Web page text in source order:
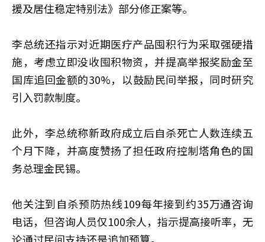
援及居住稳定特别法》部分修正案等。
李总统还指示对近期医疗产品囤积行为采取强硬措
施，考虑立即没收囤积物资，并提高举报奖励金至
国库追回金额的30%，以鼓励民间举报，同时研究
引入罚款制度。
此外，李总统称新政府成立后自杀死亡人数连续五
个月下降，并高度赞扬了担任政府控制塔角色的国
务总理金民锡。
他关注到自杀预防热线109每年接到约35万通咨询
电话，但咨询人员仅100余人，指示提高接听率，无